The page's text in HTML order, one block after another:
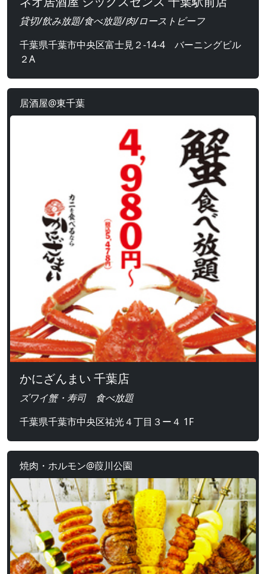
貸切/飲み放題/食べ放題/肉/ローストビーフ
千葉県千葉市中央区富士見２-14-4 バーニングビル
２A
居酒屋@東千葉
かにざんまい 千葉店
ズワイ蟹・寿司 食べ放題
千葉県千葉市中央区祐光４丁目３ー４ 1F
焼肉・ホルモン@葭川公園